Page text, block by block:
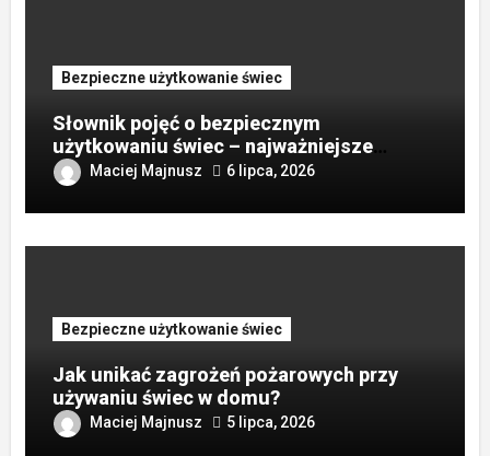
Bezpieczne użytkowanie świec
Słownik pojęć o bezpiecznym
użytkowaniu świec – najważniejsze
terminy?Maciej Majnusz 6 lipca, 2026
Bezpieczne użytkowanie świec
Jak unikać zagrożeń pożarowych przy
używaniu świec w domu?
Maciej Majnusz 5 lipca, 2026